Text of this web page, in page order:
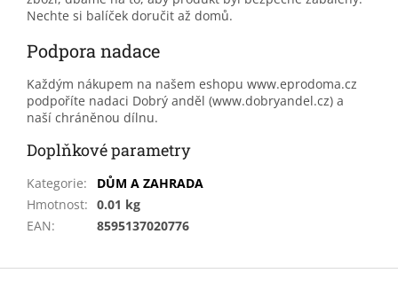
Nechte si balíček doručit až domů.
Podpora nadace
Každým nákupem na našem eshopu www.eprodoma.cz
podpoříte nadaci Dobrý anděl (www.dobryandel.cz) a
naší chráněnou dílnu.
Doplňkové parametry
Kategorie:
DŮM A ZAHRADA
Hmotnost: 0.01 kg
EAN: 8595137020776
Z